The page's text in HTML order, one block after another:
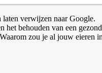
verwijzen naar Google.
het behouden van een
zou je al jouw eieren